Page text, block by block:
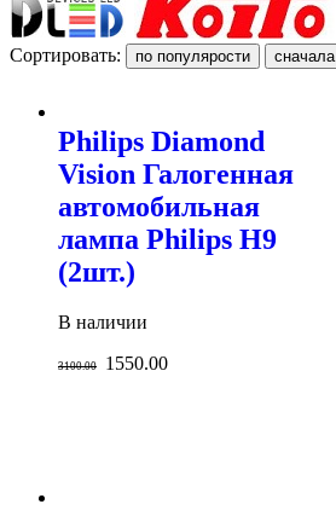
Сортировать:
Philips Diamond
Vision Галогенная
автомобильная
лампа Philips H9
(2шт.)
В наличии
3100.00 1550.00